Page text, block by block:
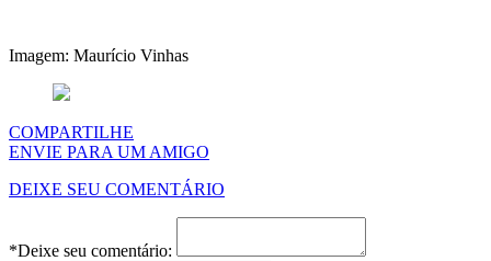
Imagem: Maurício Vinhas
COMPARTILHE
ENVIE PARA UM AMIGO
DEIXE SEU COMENTÁRIO
*Deixe seu comentário: